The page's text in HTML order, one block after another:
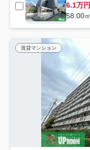
6.1万円
58.00
賃貸マンション